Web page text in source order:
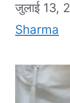
जुलाई 13,
Sharma